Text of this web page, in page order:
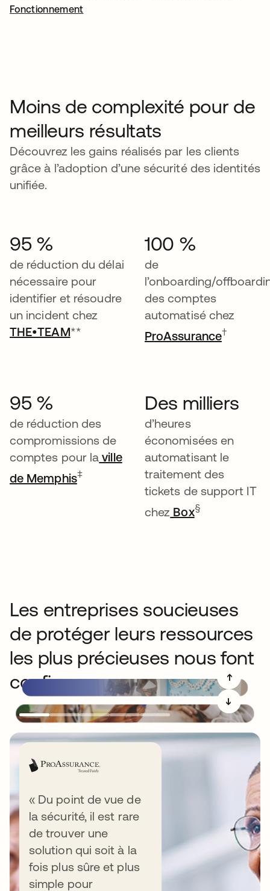
Fonctionnement
Moins de complexité pour de
meilleurs résultats
Découvrez les gains réalisés par les clients
grâce à l’adoption d’une sécurité des identités
unifiée.
95 %
de réduction du délai
nécessaire pour
identifier et résoudre
un incident chez
THE•TEAM**
100 %
de
l’onboarding/
des comptes
automatisé chez
ProAssurance†
95 %
de réduction des
compromissions de
comptes pour la ville
de Memphis‡
Des milliers
d’heures
économisées en
automatisant le
traitement des
tickets de support IT
chez Box§
Les entreprises soucieuses
de protéger leurs ressources
les plus précieuses nous font
confiance
« Du point de vue de
la sécurité, il est rare
de trouver une
solution qui soit à la
fois plus sûre et plus
simple pour
➔
➔
Ressources